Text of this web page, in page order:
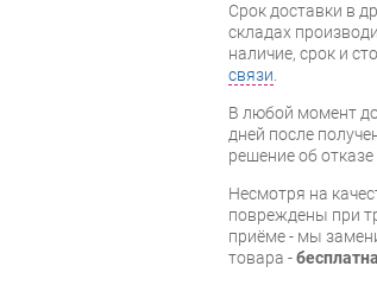
Срок доставки в
складах
наличие, срок и
связи.
В любой момент до
дней после
решение об отказе
Несмотря на
повреждены при
приёме - мы
товара -бесплатна